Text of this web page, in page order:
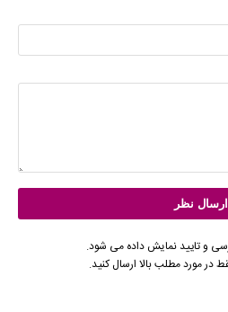
و تایید نمایش داده می شود.
در مورد مطلب بالا ارسال کنید.